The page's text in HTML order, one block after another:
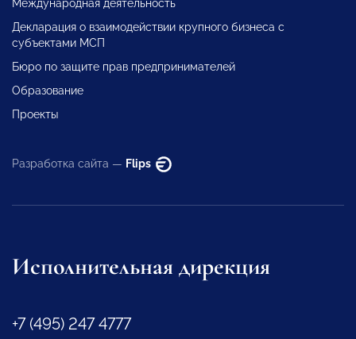
Международная деятельность
Декларация о взаимодействии крупного бизнеса с
субъектами МСП
Бюро по защите прав предпринимателей
Образование
Проекты
Разработка сайта — Flips
Исполнительная дирекция
+7 (495) 247 4777